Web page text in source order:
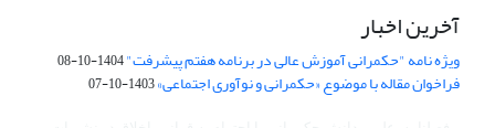
آخرین اخبار
ویژه نامه "حکمرانی آموزش عالی در برنامه هفتم پیشرفت"1404-10-08
فراخوان مقاله با موضوع «حکمرانی و نوآوری اجتماعی»1403-10-07